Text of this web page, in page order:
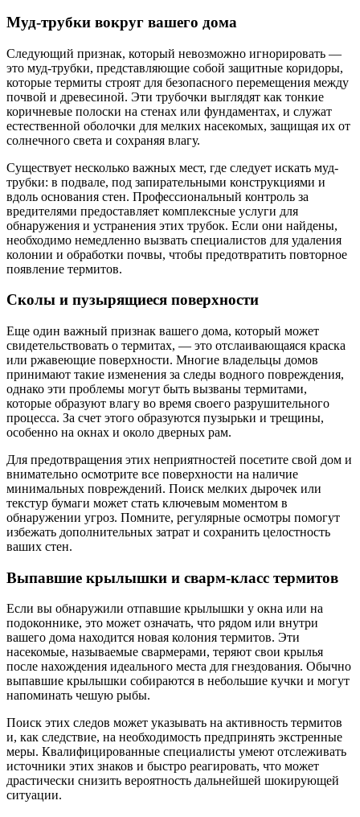
Муд-трубки вокруг вашего дома
Следующий признак, который невозможно игнорировать —
это муд-трубки, представляющие собой защитные коридоры,
которые термиты строят для безопасного перемещения между
почвой и древесиной. Эти трубочки выглядят как тонкие
коричневые полоски на стенах или фундаментах, и служат
естественной оболочки для мелких насекомых, защищая их от
солнечного света и сохраняя влагу.
Существует несколько важных мест, где следует искать муд-
трубки: в подвале, под запирательными конструкциями и
вдоль основания стен. Профессиональный контроль за
вредителями предоставляет комплексные услуги для
обнаружения и устранения этих трубок. Если они найдены,
необходимо немедленно вызвать специалистов для удаления
колонии и обработки почвы, чтобы предотвратить повторное
появление термитов.
Сколы и пузырящиеся поверхности
Еще один важный признак вашего дома, который может
свидетельствовать о термитах, — это отслаивающаяся краска
или ржавеющие поверхности. Многие владельцы домов
принимают такие изменения за следы водного повреждения,
однако эти проблемы могут быть вызваны термитами,
которые образуют влагу во время своего разрушительного
процесса. За счет этого образуются пузырьки и трещины,
особенно на окнах и около дверных рам.
Для предотвращения этих неприятностей посетите свой дом и
внимательно осмотрите все поверхности на наличие
минимальных повреждений. Поиск мелких дырочек или
текстур бумаги может стать ключевым моментом в
обнаружении угроз. Помните, регулярные осмотры помогут
избежать дополнительных затрат и сохранить целостность
ваших стен.
Выпавшие крылышки и сварм-класс термитов
Если вы обнаружили отпавшие крылышки у окна или на
подоконнике, это может означать, что рядом или внутри
вашего дома находится новая колония термитов. Эти
насекомые, называемые свармерами, теряют свои крылья
после нахождения идеального места для гнездования. Обычно
выпавшие крылышки собираются в небольшие кучки и могут
напоминать чешую рыбы.
Поиск этих следов может указывать на активность термитов
и, как следствие, на необходимость предпринять экстренные
меры. Квалифицированные специалисты умеют отслеживать
источники этих знаков и быстро реагировать, что может
драстически снизить вероятность дальнейшей шокирующей
ситуации.